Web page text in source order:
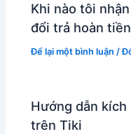
Khi nào tôi
đổi trả hoàn
Để lại một bình luận /
Hướng dẫn kích
trên Tiki